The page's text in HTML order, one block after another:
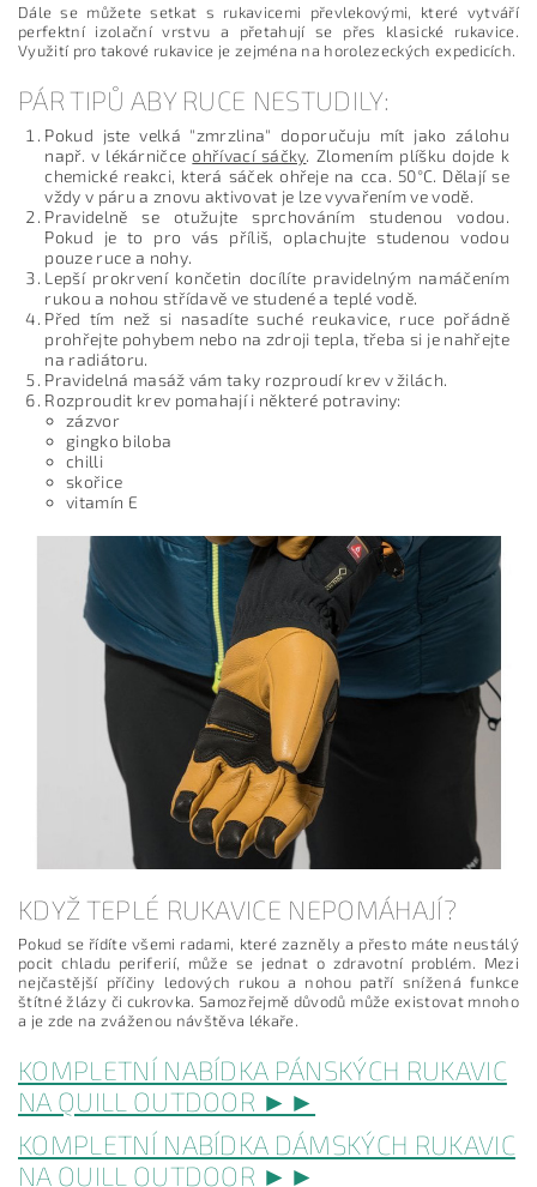
Dále se můžete setkat s rukavicemi převlekovými, které vytváří
perfektní izolační vrstvu a přetahují se přes klasické rukavice.
Využití pro takové rukavice je zejména na horolezeckých expedicích.
PÁR TIPŮ ABY RUCE NESTUDILY:
Pokud jste velká "zmrzlina" doporučuju mít jako zálohu
např. v lékárničceohřívací sáčky. Zlomením plíšku dojde k
chemické reakci, která sáček ohřeje na cca. 50°C. Dělají se
vždy v páru a znovu aktivovat je lze vyvařením ve vodě.
Pravidelně se otužujte sprchováním studenou vodou.
Pokud je to pro vás příliš, oplachujte studenou vodou
pouze ruce a nohy.
Lepší prokrvení končetin docílíte pravidelným namáčením
rukou a nohou střídavě ve studené a teplé vodě.
Před tím než si nasadíte suché reukavice, ruce pořádně
prohřejte pohybem nebo na zdroji tepla, třeba si je nahřejte
na radiátoru.
Pravidelná masáž vám taky rozproudí krev v žilách.
Rozproudit krev pomahají i některé potraviny:
zázvor
gingko biloba
chilli
skořice
vitamín E
KDYŽ TEPLÉ RUKAVICE NEPOMÁHAJÍ?
Pokud se řídíte všemi radami, které zazněly a přesto máte neustálý
pocit chladu periferií, může se jednat o zdravotní problém. Mezi
nejčastější příčiny ledových rukou a nohou patří snížená funkce
štítné žlázy či cukrovka. Samozřejmě důvodů může existovat mnoho
a je zde na zváženou návštěva lékaře.
KOMPLETNÍ NABÍDKA PÁNSKÝCH RUKAVIC
NA QUILL OUTDOOR ►►
KOMPLETNÍ NABÍDKA DÁMSKÝCH RUKAVIC
NA QUILL OUTDOOR ►►